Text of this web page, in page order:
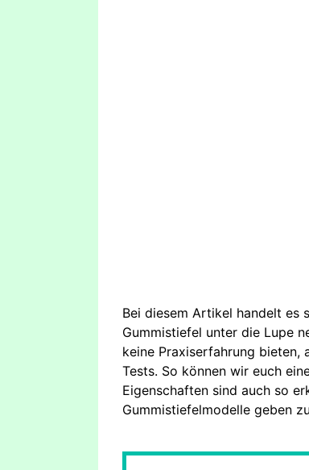
Bei diesem Artikel handelt es
Gummistiefel unter die Lupe
keine Praxiserfahrung bieten,
Tests. So können wir euch
Eigenschaften sind auch so
Gummistiefelmodelle geben